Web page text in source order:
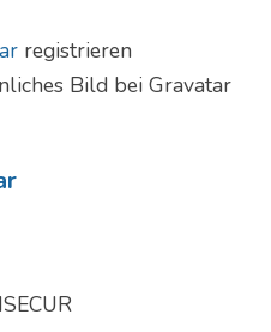
registrieren
Bild bei Gravatar